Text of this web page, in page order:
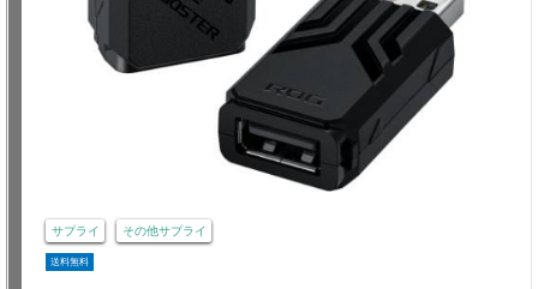
サプライ その他サプライ
送料無料